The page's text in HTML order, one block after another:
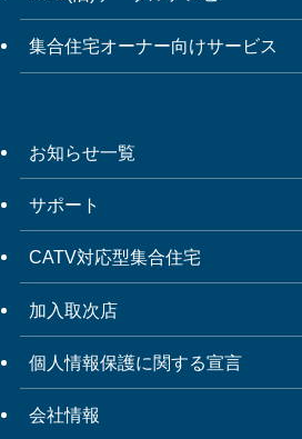
集合住宅オーナー向けサービス
お知らせ一覧
サポート
CATV対応型集合住宅
加入取次店
個人情報保護に関する宣言
会社情報